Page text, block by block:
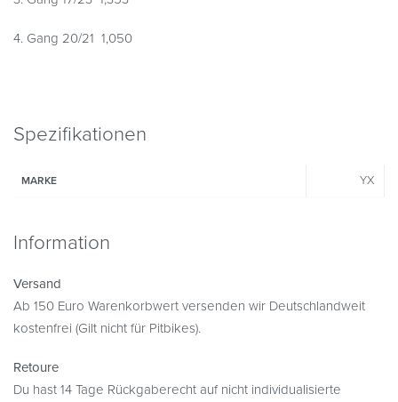
4. Gang 20/21 1,050
Spezifikationen
MARKE YX
Information
Versand
Ab 150 Euro Warenkorbwert versenden wir Deutschlandweit
kostenfrei (Gilt nicht für Pitbikes).
Retoure
Du hast 14 Tage Rückgaberecht auf nicht individualisierte